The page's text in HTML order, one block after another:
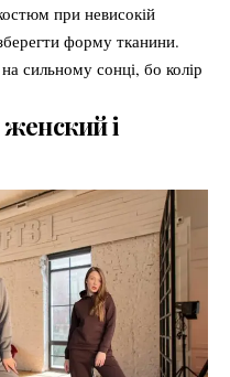
при невисокій
форму тканини.
сильному сонці, бо колір
і